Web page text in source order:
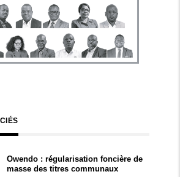
Owendo : régularisation foncière de
masse des titres communaux